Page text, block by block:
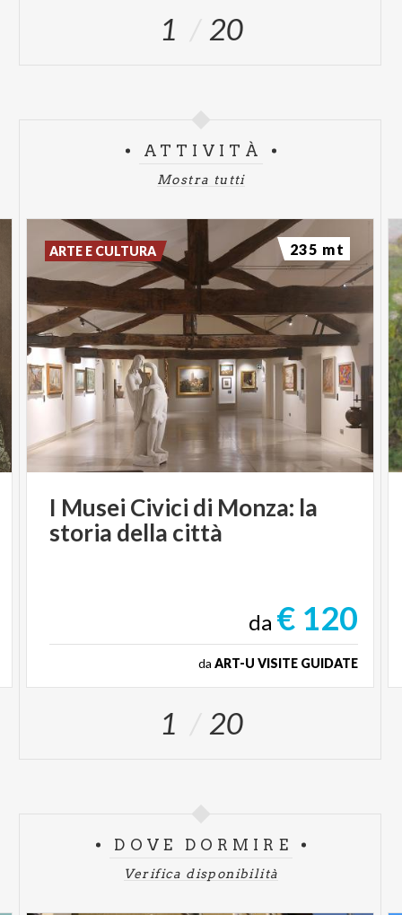
1 20
ATTIVITÀ
Mostra tutti
I Musei Civici di Monza: la
storia della città
da € 120
da ART-U VISITE GUIDATE
ARTE E CULTURA 235 mt
1 20
DOVE DORMIRE
Verifica disponibilità